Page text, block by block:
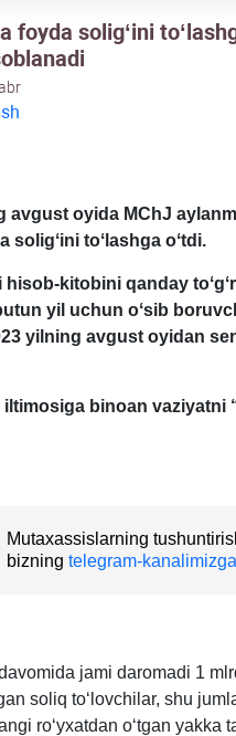
foyda soligʻini
avgust oyida MChJ
soligʻini toʻlashga oʻtdi.
hisob-kitobini qanday
yil uchun oʻsib
yilning avgust oyidan
iltimosiga binoan vaziyatni
Mutaхassislarning
bizning telegram-kanalimizga
jami daromadi 1
soliq toʻlovchilar, shu
roʻyхatdan oʻtgan